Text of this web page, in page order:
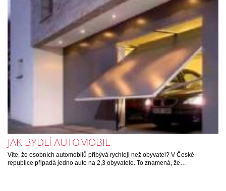
JAK BYDLÍ AUTOMOBIL
Víte, že osobních automobilů přibývá rychleji než obyvatel? V České
republice připadá jedno auto na 2,3 obyvatele. To znamená, že…